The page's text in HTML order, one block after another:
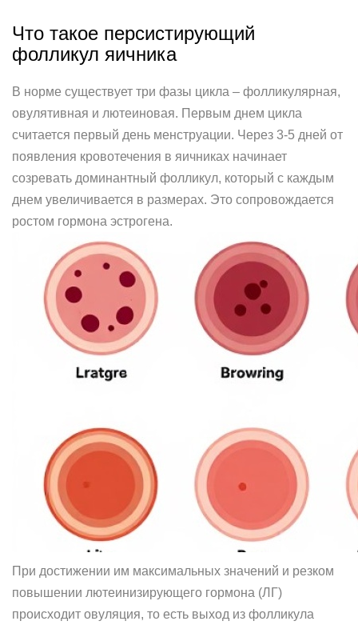
Что такое персистирующий
фолликул яичника
В норме существует три фазы цикла – фолликулярная,
овулятивная и лютеиновая. Первым днем цикла
считается первый день менструации. Через 3-5 дней от
появления кровотечения в яичниках начинает
созревать доминантный фолликул, который с каждым
днем увеличивается в размерах. Это сопровождается
ростом гормона эстрогена.
При достижении им максимальных значений и резком
повышении лютеинизирующего гормона (ЛГ)
происходит овуляция, то есть выход из фолликула